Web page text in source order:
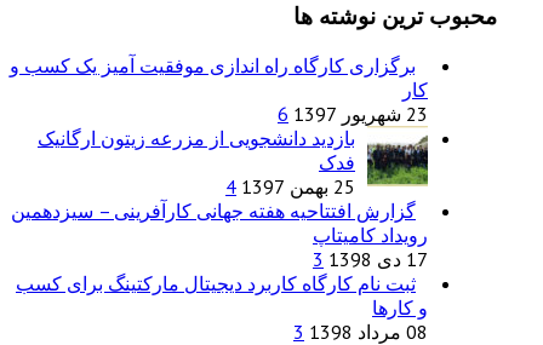
محبوب ترین نوشته ها
برگزاری کارگاه راه اندازی موفقیت آمیز یک کسب و
کار
23 شهریور 1397
6
بازدید دانشجویی از مزرعه زیتون ارگانیک
فدک
25 بهمن 1397
4
گزارش افتتاحیه هفته جهانی کارآفرینی – سیزدهمین
رویداد کامیتاپ
17 دی 1398
3
ثبت نام کارگاه کاربرد دیجیتال مارکتینگ برای کسب
و کارها
08 مرداد 1398
3